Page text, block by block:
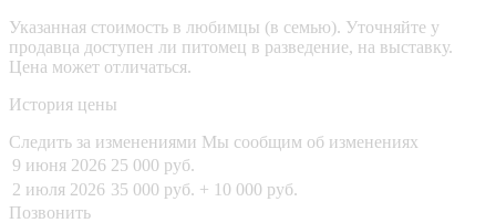
Указанная стоимость в любимцы (в семью). Уточняйте у
продавца доступен ли питомец в разведение, на выставку.
Цена может отличаться.
История цены
Следить за изменениями Мы сообщим об изменениях
9 июня 2026 25 000 руб.
2 июля 2026 35 000 руб. + 10 000 руб.
Позвонить